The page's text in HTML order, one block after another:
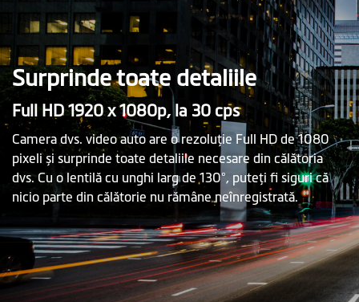
Surprinde toate detaliile
Full HD 1920 x 1080p, la 30 cps
Camera dvs. video auto are o rezoluţie Full HD de 1080
pixeli și surprinde toate detaliile necesare din călătoria
dvs. Cu o lentilă cu unghi larg de 130°, puteţi fi siguri că
nicio parte din călătorie nu rămâne neînregistrată.